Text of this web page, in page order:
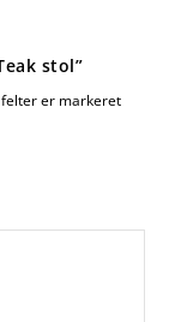
stol”
er markeret